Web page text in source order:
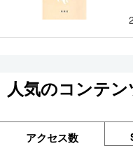
人気のコンテン
アクセス数